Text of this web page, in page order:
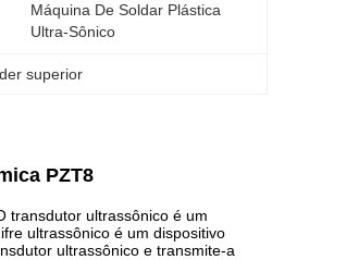
Máquina De Soldar Plástica
Ultra-Sônico
superior
PZT8
transdutor ultrassônico é um
ultrassônico é um dispositivo
ultrassônico e transmite-a